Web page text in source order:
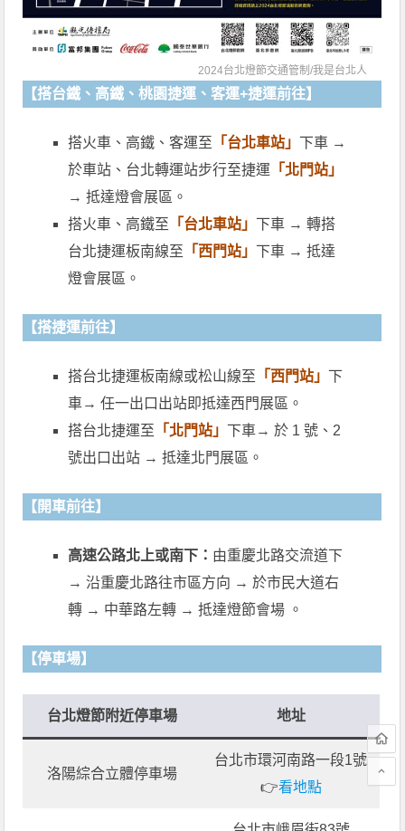
2024台北燈節交通管制/我是台北人
【搭台鐵、高鐵、桃園捷運、客運+捷運前往】
搭火車、高鐵、客運至 「台北車站」 下車 →
於車站、台北轉運站步行至捷運 「北門站」
→ 抵達燈會展區。
搭火車、高鐵至 「台北車站」 下車 → 轉搭
台北捷運板南線至 「西門站」 下車 → 抵達
燈會展區。
【搭捷運前往】
搭台北捷運板南線或松山線至 「西門站」 下
車→ 任一出口出站即抵達西門展區。
搭台北捷運至 「北門站」 下車→ 於 1 號、2
號出口出站 → 抵達北門展區。
【開車前往】
高速公路北上或南下： 由重慶北路交流道下
→ 沿重慶北路往市區方向 → 於市民大道右
轉 → 中華路左轉 → 抵達燈節會場 。
【停車場】
台北燈節附近停車場 地址
洛陽綜合立體停車場
台北市環河南路一段1號
👉看地點